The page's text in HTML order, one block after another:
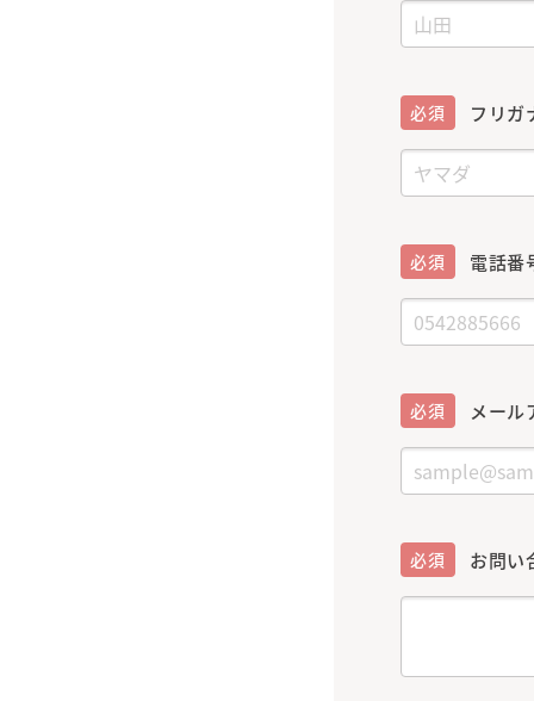
必須 フリガ
必須 電話番
必須 メール
必須 お問い